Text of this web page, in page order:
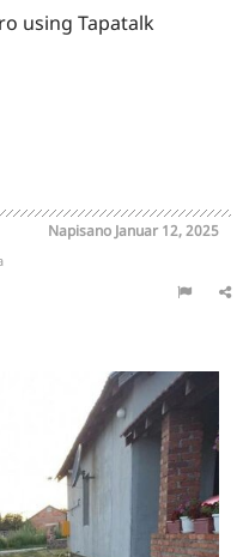
using Tapatalk
Napisano Januar 12, 2025